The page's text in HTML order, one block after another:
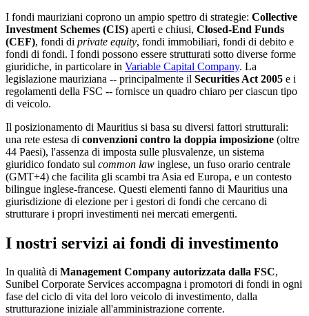
I fondi mauriziani coprono un ampio spettro di strategie: Collective
Investment Schemes (CIS) aperti e chiusi, Closed-End Funds
(CEF), fondi di private equity, fondi immobiliari, fondi di debito e
fondi di fondi. I fondi possono essere strutturati sotto diverse forme
giuridiche, in particolare in Variable Capital Company. La
legislazione mauriziana -- principalmente il Securities Act 2005 e i
regolamenti della FSC -- fornisce un quadro chiaro per ciascun tipo
di veicolo.
Il posizionamento di Mauritius si basa su diversi fattori strutturali:
una rete estesa di convenzioni contro la doppia imposizione (oltre
44 Paesi), l'assenza di imposta sulle plusvalenze, un sistema
giuridico fondato sul common law inglese, un fuso orario centrale
(GMT+4) che facilita gli scambi tra Asia ed Europa, e un contesto
bilingue inglese-francese. Questi elementi fanno di Mauritius una
giurisdizione di elezione per i gestori di fondi che cercano di
strutturare i propri investimenti nei mercati emergenti.
I nostri servizi ai fondi di investimento
In qualità di Management Company autorizzata dalla FSC,
Sunibel Corporate Services accompagna i promotori di fondi in ogni
fase del ciclo di vita del loro veicolo di investimento, dalla
strutturazione iniziale all'amministrazione corrente.